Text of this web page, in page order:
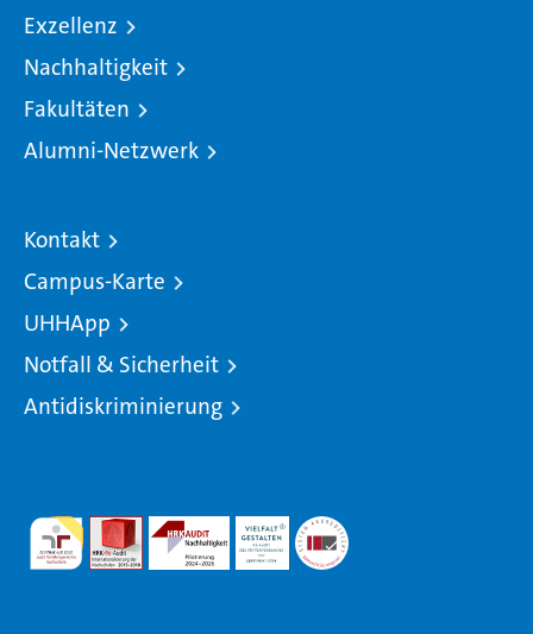
Exzellenz
Nachhaltigkeit
Fakultäten
Alumni-Netzwerk
Kontakt
Campus-Karte
UHHApp
Notfall & Sicherheit
Antidiskriminierung